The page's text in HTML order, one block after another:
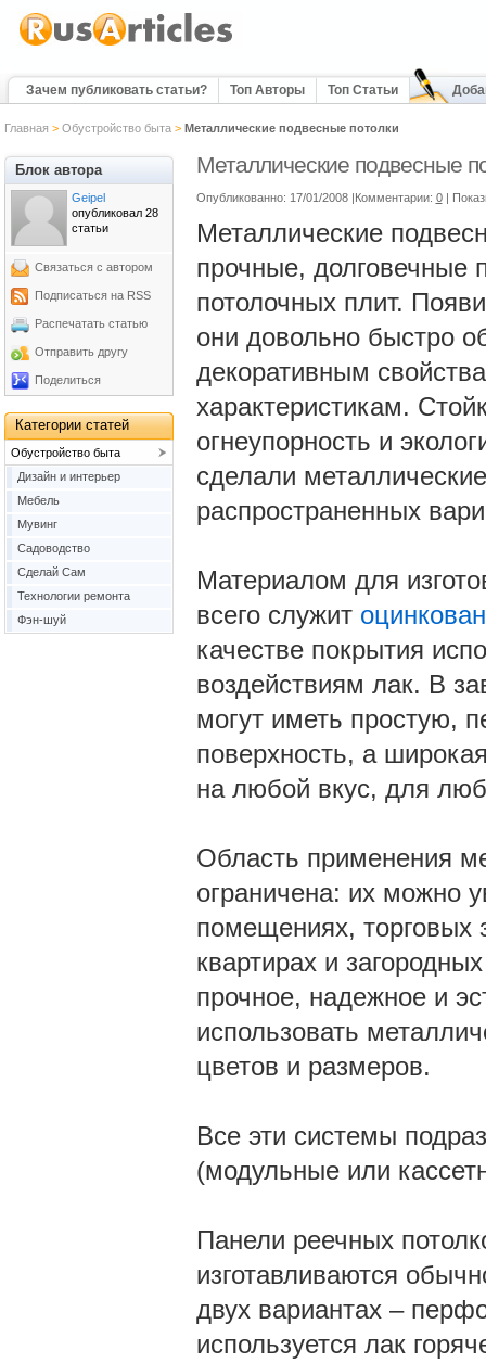
Зачем публиковать статьи? Топ Авторы Топ Статьи
Главная > Обустройство быта> Металлические подвесные потолки
Металлические подвесные
Опубликованно: 17/01/2008 |Комментарии: 0 |
Металлические
прочные, долговечные
потолочных плит.
они довольно быстро
декоративным
характеристикам.
огнеупорность и
сделали
распространенных
Материалом для
всего служит
качестве покрытия
воздействиям лак. В
могут иметь простую,
поверхность, а
на любой вкус, для
Область применения
ограничена: их можно
помещениях, торговых
квартирах и
прочное, надежное и
использовать
цветов и размеров.
Все эти системы
(модульные или
Панели реечных
изготавливаются
двух вариантах –
используется лак
Блок автора
Geipel
опубликовал 28
статьи
Связаться с автором
Подписаться на RSS
Распечатать статью
Отправить другу
Поделиться
Категории статей
Обустройство быта
Дизайн и интерьер
Мебель
Мувинг
Садоводство
Сделай Сам
Технологии ремонта
Фэн-шуй